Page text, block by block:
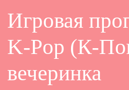
Игровая
K-Pop (К-
вечеринка